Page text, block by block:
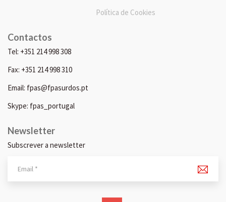
Política de Cookies
Contactos
Tel: +351 214 998 308
Fax: +351 214 998 310
Email: fpas@fpasurdos.pt
Skype: fpas_portugal
Newsletter
Subscrever a newsletter